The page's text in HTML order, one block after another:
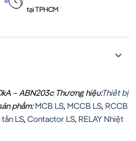
tại TPHCM
– ABN203cThương hiệu:Thiết bị
phẩm:MCB LS, MCCB LS, RCCB
LS,Contactor LS, RELAY Nhiệt